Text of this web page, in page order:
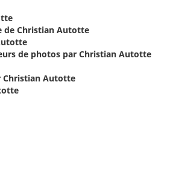
de Christian Autotte
de photos par Christian Autotte
Christian Autotte